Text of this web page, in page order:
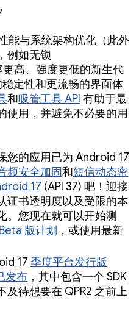
能与系统架构优化（此外
例如无锁
高、强度更低的新生代
定性和更流畅的界面体
和吸管工具 API 有助于最
使用，并避免不必要的用
您的应用已为 Android 17
频安全加固和短信动态密
17 (API 37) 吧！迎接
证书透明度以及受限的本
。您现在就可以开始测
版计划 ，或使用最新
17 季度平台发行版
发布 ，其中包含一个 SDK
及待想要在 QPR2 之前上